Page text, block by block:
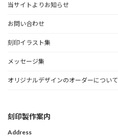
当サイトよりお知らせ
お問い合わせ
刻印イラスト集
メッセージ集
オリジナルデザインのオーダーについて
刻印製作案内
Address